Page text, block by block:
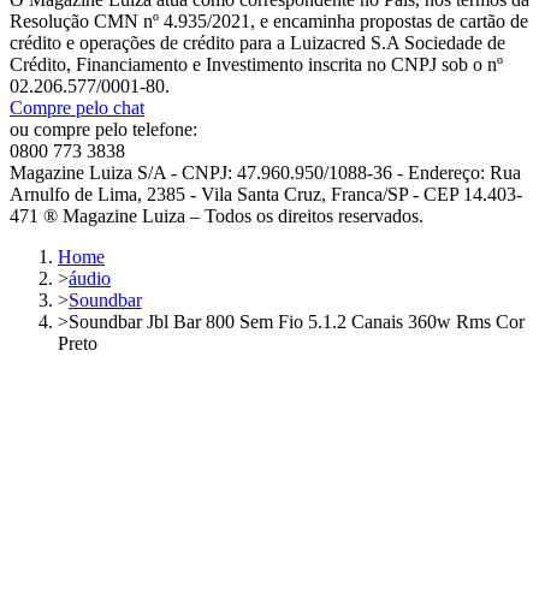
Resolução CMN nº 4.935/2021, e encaminha propostas de cartão de
crédito e operações de crédito para a Luizacred S.A Sociedade de
Crédito, Financiamento e Investimento inscrita no CNPJ sob o nº
02.206.577/0001-80.
Compre pelo chat
ou compre pelo telefone:
0800 773 3838
Magazine Luiza S/A - CNPJ: 47.960.950/1088-36 - Endereço: Rua
Arnulfo de Lima, 2385 - Vila Santa Cruz, Franca/SP - CEP 14.403-
471 ® Magazine Luiza – Todos os direitos reservados.
Home
>áudio
>Soundbar
>Soundbar Jbl Bar 800 Sem Fio 5.1.2 Canais 360w Rms Cor
Preto